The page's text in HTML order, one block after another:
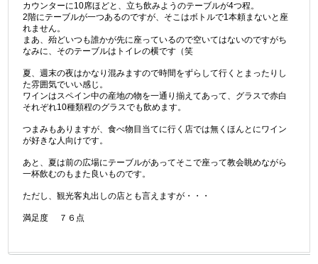
カウンターに10席ほどと、立ち飲みようのテーブルが4つ程。
2階にテーブルが一つあるのですが、そこはボトルで1本頼まないと座
れません。
まあ、殆どいつも誰かが先に座っているので空いてはないのですがち
なみに、そのテーブルはトイレの横です（笑
夏、週末の夜はかなり混みますので時間をずらして行くとまったりし
た雰囲気でいい感じ。
ワインはスペイン中の産地の物を一通り揃えてあって、グラスで赤白
それぞれ10種類程のグラスでも飲めます。
つまみもありますが、食べ物目当てに行く店では無くほんとにワイン
が好きな人向けです。
あと、夏は前の広場にテーブルがあってそこで座って教会眺めながら
一杯飲むのもまた良いものです。
ただし、観光客丸出しの店とも言えますが・・・
満足度 ７６点